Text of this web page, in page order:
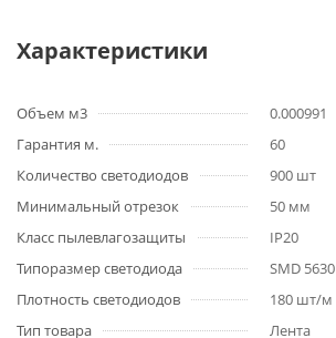
Характеристики
Объем м3
0.000991
Гарантия м.
60
Количество светодиодов
900 шт
Минимальный отрезок
50 мм
Класс пылевлагозащиты
IP20
Типоразмер светодиода
SMD 5630
Плотность светодиодов
180 шт/м
Тип товара
Лента